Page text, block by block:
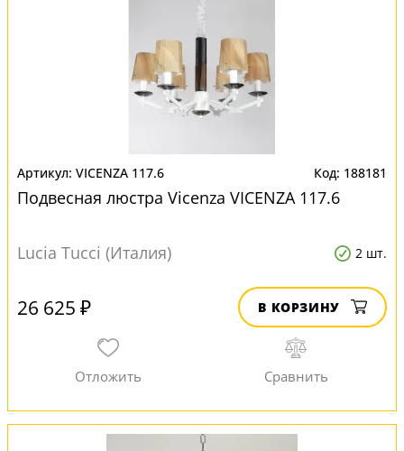
VICENZA 117.6 188181
Подвесная люстра Vicenza VICENZA 117.6
Lucia Tucci (Италия) 2 шт.
26 625 ₽ В КОРЗИНУ